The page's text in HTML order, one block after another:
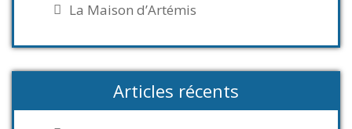
La Maison d’Artémis
Articles récents